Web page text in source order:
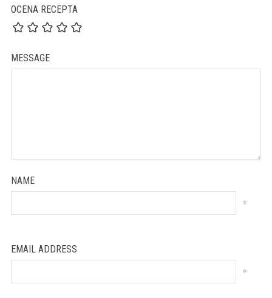
OCENA RECEPTA
MESSAGE
NAME
*
EMAIL ADDRESS
*